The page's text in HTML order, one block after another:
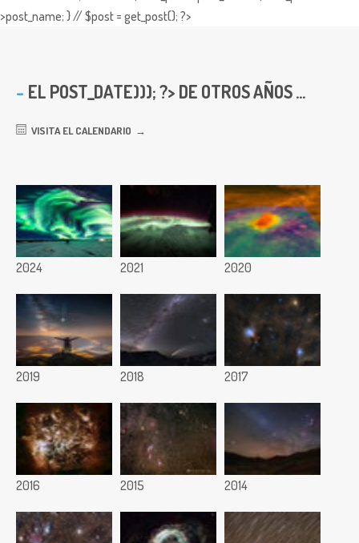
>post_name; } // $post = get_post(); ?>
EL POST_DATE))); ?> DE OTROS AÑOS ...
VISITA EL CALENDARIO
2024 2021 2020
2019 2018 2017
2016 2015 2014